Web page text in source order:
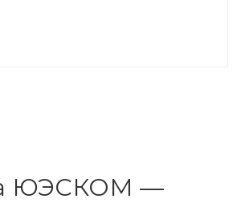
ЮЭСКОМ —